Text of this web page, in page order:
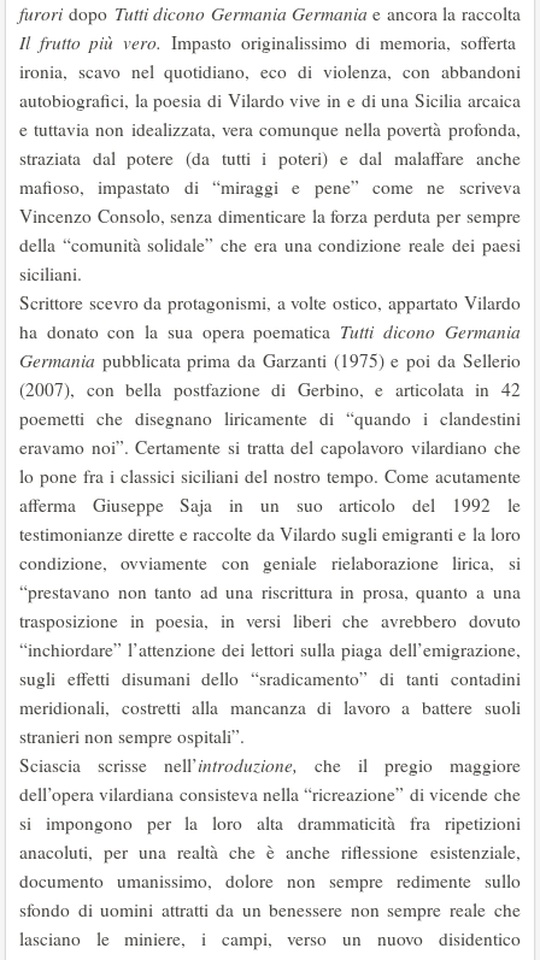
furoridopo Tutti dicono Germania Germaniae ancora la raccolta
Il frutto più vero. Impasto originalissimo di memoria, sofferta
ironia, scavo nel quotidiano, eco di violenza, con abbandoni
autobiografici, la poesia di Vilardo vive in e di una Sicilia arcaica
e tuttavia non idealizzata, vera comunque nella povertà profonda,
straziata dal potere (da tutti i poteri) e dal malaffare anche
mafioso, impastato di “miraggi e pene” come ne scriveva
Vincenzo Consolo, senza dimenticare la forza perduta per sempre
della “comunità solidale” che era una condizione reale dei paesi
siciliani.
Scrittore scevro da protagonismi, a volte ostico, appartato Vilardo
ha donato con la sua opera poematica Tutti dicono Germania
Germania pubblicata prima da Garzanti (1975) e poi da Sellerio
(2007), con bella postfazione di Gerbino, e articolata in 42
poemetti che disegnano liricamente di “quando i clandestini
eravamo noi”. Certamente si tratta del capolavoro vilardiano che
lo pone fra i classici siciliani del nostro tempo. Come acutamente
afferma Giuseppe Saja in un suo articolo del 1992 le
testimonianze dirette e raccolte da Vilardo sugli emigranti e la loro
condizione, ovviamente con geniale rielaborazione lirica, si
“prestavano non tanto ad una riscrittura in prosa, quanto a una
trasposizione in poesia, in versi liberi che avrebbero dovuto
“inchiordare” l’attenzione dei lettori sulla piaga dell’emigrazione,
sugli effetti disumani dello “sradicamento” di tanti contadini
meridionali, costretti alla mancanza di lavoro a battere suoli
stranieri non sempre ospitali”.
Sciascia scrisse nell’introduzione, che il pregio maggiore
dell’opera vilardiana consisteva nella “ricreazione” di vicende che
si impongono per la loro alta drammaticità fra ripetizioni
anacoluti, per una realtà che è anche riflessione esistenziale,
documento umanissimo, dolore non sempre redimente sullo
sfondo di uomini attratti da un benessere non sempre reale che
lasciano le miniere, i campi, verso un nuovo disidentico